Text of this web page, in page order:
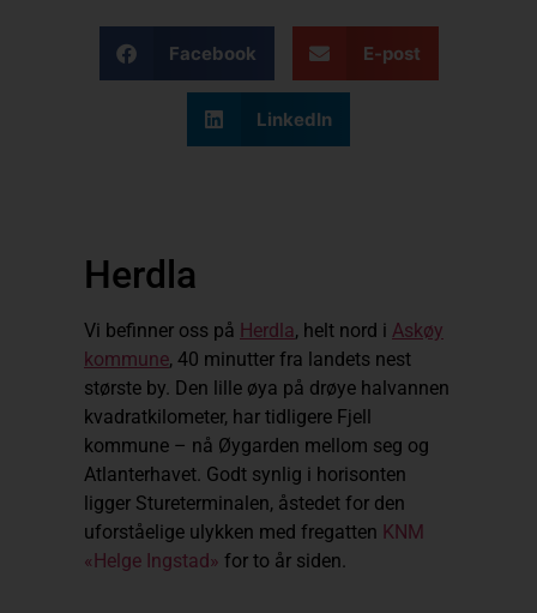
Facebook E-post
LinkedIn
Herdla
Vi befinner oss på Herdla, helt nord i Askøy
kommune, 40 minutter fra landets nest
største by. Den lille øya på drøye halvannen
kvadratkilometer, har tidligere Fjell
kommune – nå Øygarden mellom seg og
Atlanterhavet. Godt synlig i horisonten
ligger Stureterminalen, åstedet for den
uforståelige ulykken med fregatten KNM
«Helge Ingstad» for to år siden.